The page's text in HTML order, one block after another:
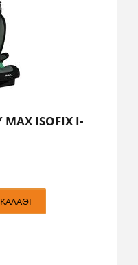
ISOFIX I-